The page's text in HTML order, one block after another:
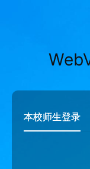
本校师生登录